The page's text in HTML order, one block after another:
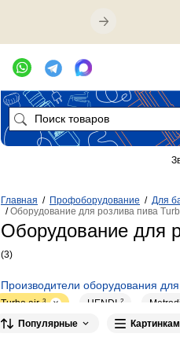
Главная / Профоборудование / Для
/Оборудование для розлива пива
Оборудование для
(3)
Производители оборудования
Turbo air 3 HENDI 2
CASO 1
Популярные